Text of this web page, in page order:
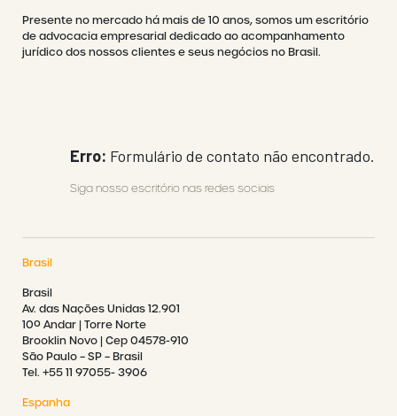
Presente no mercado há mais de 10 anos, somos um escritório
de advocacia empresarial dedicado ao acompanhamento
jurídico dos nossos clientes e seus negócios no Brasil.
Erro: Formulário de contato não encontrado.
Siga nosso escritório nas redes sociais
Brasil
Brasil
Av. das Nações Unidas 12.901
10º Andar | Torre Norte
Brooklin Novo | Cep 04578-910
São Paulo – SP – Brasil
Tel. +55 11 97055- 3906
Espanha